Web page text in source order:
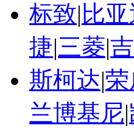
标致| 比亚
捷|三菱|
斯柯达|
兰博基尼|